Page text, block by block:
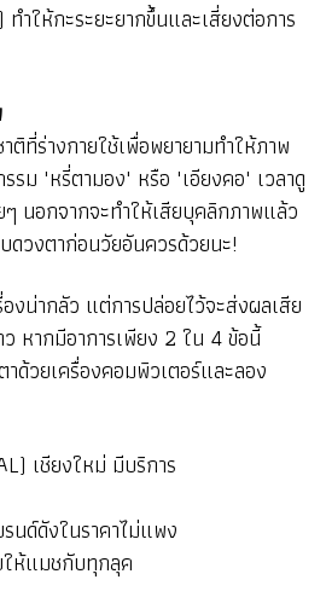
ำให้กะระยะยากขึ้นและเสี่ยงต่อการ
ติที่ร่างกายใช้เพื่อพยายามทำให้ภาพ
ม "หรี่ตามอง" หรือ "เอียงคอ" เวลาดู
นอกจากจะทำให้เสียบุคลิกภาพแล้ว
ดวงตาก่อนวัยอันควรด้วยนะ!
งน่ากลัว แต่การปล่อยไว้จะส่งผลเสีย
หากมีอาการเพียง 2 ใน 4 ข้อนี้
ด้วยเครื่องคอมพิวเตอร์และลอง
เชียงใหม่ มีบริการ
นด์ดังในราคาไม่แพง
ให้แมชกับทุกลุค